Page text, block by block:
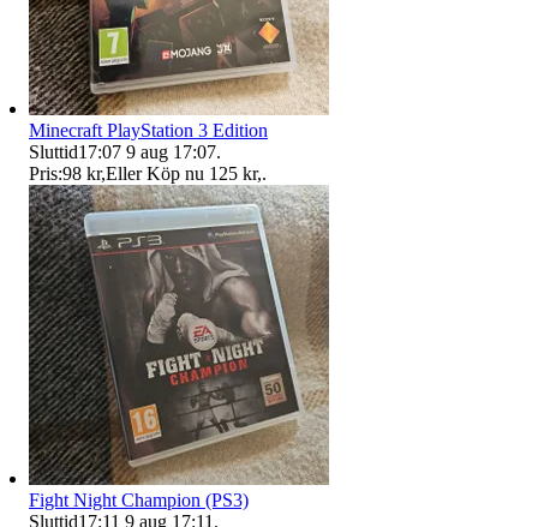
Minecraft PlayStation 3 Edition
Sluttid17:07 9 aug 17:07.
Pris:98 kr,Eller Köp nu 125 kr,.
Fight Night Champion (PS3)
Sluttid17:11 9 aug 17:11 .